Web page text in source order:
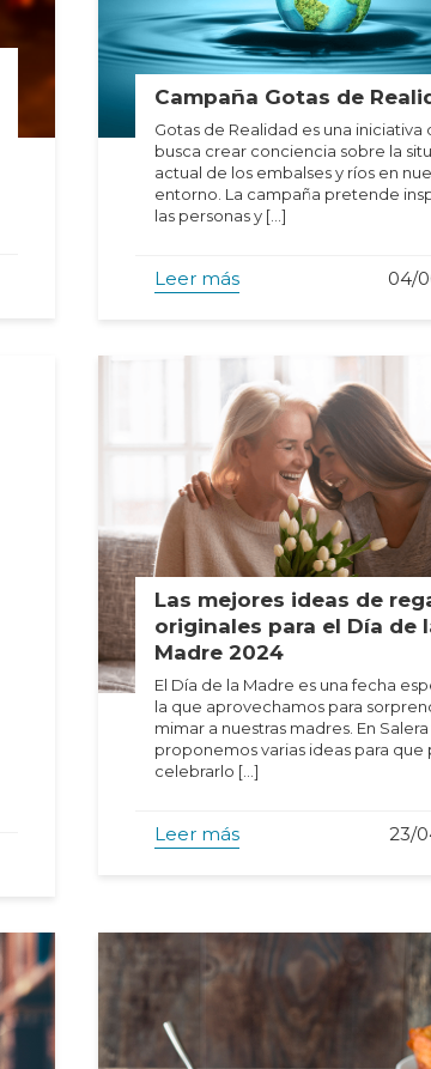
Campaña Gotas de
Gotas de Realidad es una iniciativa
busca crear conciencia sobre la
actual de los embalses y ríos en
entorno. La campaña pretende
las personas y […]
Leer más 04/
Las mejores ideas de
originales para el Día de
Madre 2024
El Día de la Madre es una fecha
la que aprovechamos para
mimar a nuestras madres. En
proponemos varias ideas para que
celebrarlo […]
Leer más 23/